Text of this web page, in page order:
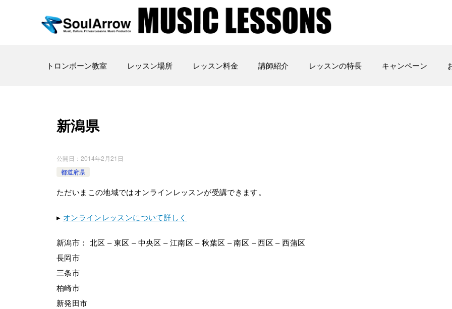
トロンボーン教室 レッスン場所 レッスン料金 講師紹介 レッスンの特長 キャンペーン
新潟県
公開日： 2014年2月21日
都道府県
ただいまこの地域ではオンラインレッスンが受講できます。
▸ オンラインレッスンについて詳しく
新潟市： 北区 – 東区 – 中央区 – 江南区 – 秋葉区 – 南区 – 西区 – 西蒲区
長岡市
三条市
柏崎市
新発田市